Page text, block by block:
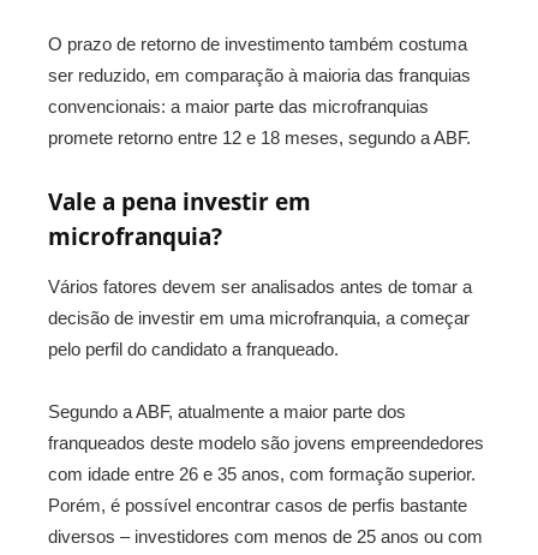
O prazo de retorno de investimento também costuma
ser reduzido, em comparação à maioria das franquias
convencionais: a maior parte das microfranquias
promete retorno entre 12 e 18 meses, segundo a ABF.
Vale a pena investir em
microfranquia?
Vários fatores devem ser analisados antes de tomar a
decisão de investir em uma microfranquia, a começar
pelo perfil do candidato a franqueado.
Segundo a ABF, atualmente a maior parte dos
franqueados deste modelo são jovens empreendedores
com idade entre 26 e 35 anos, com formação superior.
Porém, é possível encontrar casos de perfis bastante
diversos – investidores com menos de 25 anos ou com